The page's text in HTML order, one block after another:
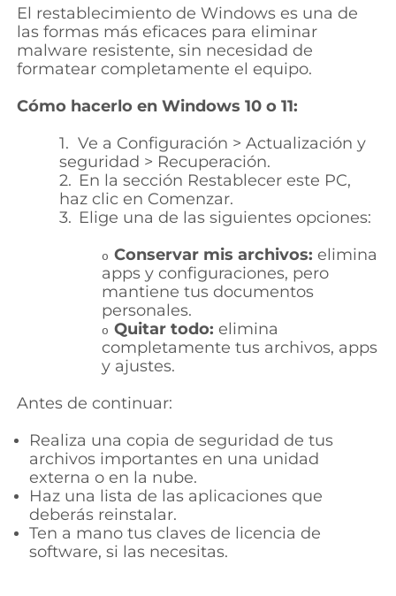
El restablecimiento de Windows es una de
las formas más eficaces para eliminar
malware resistente, sin necesidad de
formatear completamente el equipo.
Cómo hacerlo en Windows 10 o 11:
1. Ve a Configuración > Actualización y
seguridad > Recuperación.
2. En la sección Restablecer este PC,
haz clic en Comenzar.
3. Elige una de las siguientes opciones:
o Conservar mis archivos: elimina
apps y configuraciones, pero
mantiene tus documentos
personales.
o Quitar todo: elimina
completamente tus archivos, apps
y ajustes.
Antes de continuar:
Realiza una copia de seguridad de tus
archivos importantes en una unidad
externa o en la nube.
Haz una lista de las aplicaciones que
deberás reinstalar.
Ten a mano tus claves de licencia de
software, si las necesitas.